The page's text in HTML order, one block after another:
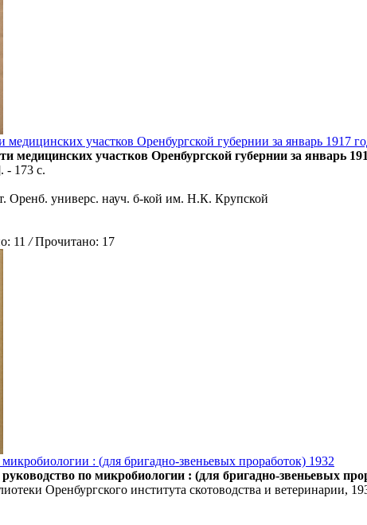
медицинских участков Оренбургской губернии за январь 1917
медицинских участков Оренбургской губернии за январь
- 173 с.
Оренб. универс. науч. б-кой им. Н.К. Крупской
11 /Прочитано: 17
: (для бригадно-звеньевых проработок) 1932
по микробиологии : (для бригадно-звеньевых
Оренбургского института скотоводства и ветеринарии,